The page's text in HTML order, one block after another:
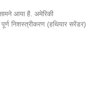
आया है. अमेरिकी
पूर्ण निशस्त्रीकरण (हथियार सरेंडर)